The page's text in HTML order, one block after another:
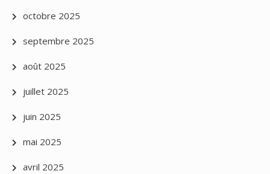
octobre 2025
septembre 2025
août 2025
juillet 2025
juin 2025
mai 2025
avril 2025